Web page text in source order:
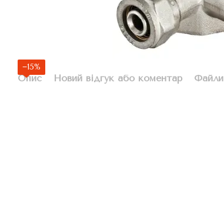
−15%
Опис Новий відгук або коментар Файли